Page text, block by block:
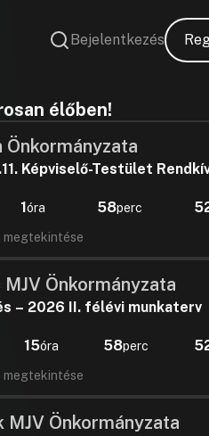
Bejelentkezés
élőben!
Önkormányzata
Képviselő-Testület
1óra 58perc
megtekintése
MJV Önkormányzata
– 2026 II. félévi munkaterv
15óra 58perc
megtekintése
MJV Önkormányzata